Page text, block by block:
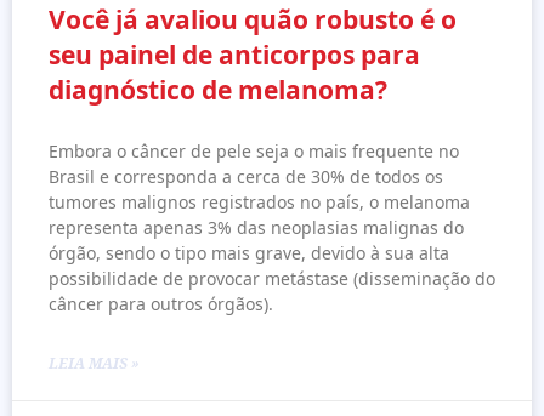
Você já avaliou quão robusto é o
seu painel de anticorpos para
diagnóstico de melanoma?
Embora o câncer de pele seja o mais frequente no
Brasil e corresponda a cerca de 30% de todos os
tumores malignos registrados no país, o melanoma
representa apenas 3% das neoplasias malignas do
órgão, sendo o tipo mais grave, devido à sua alta
possibilidade de provocar metástase (disseminação do
câncer para outros órgãos).
LEIA MAIS »